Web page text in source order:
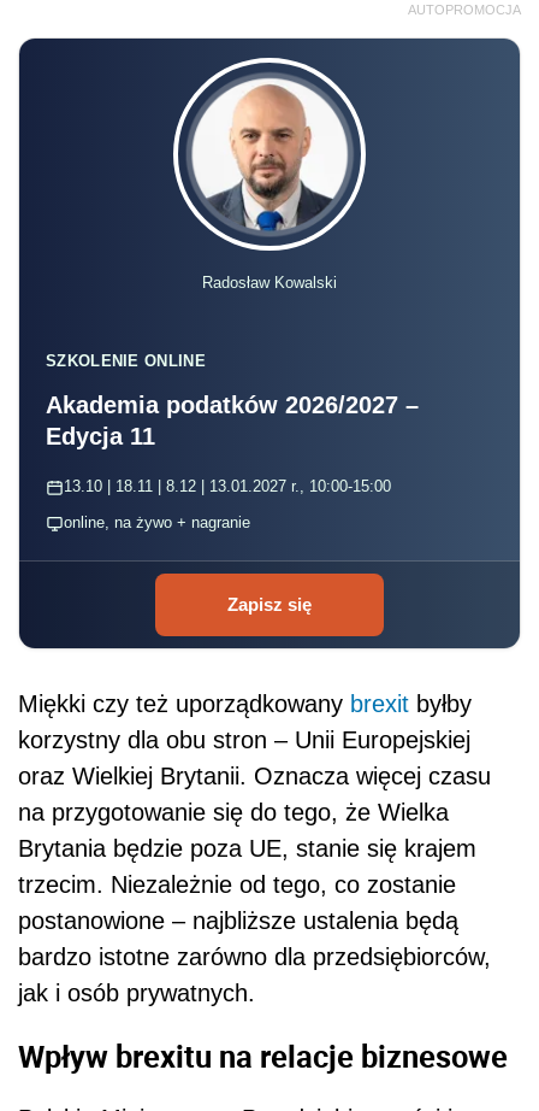
AUTOPROMOCJA
Radosław Kowalski
SZKOLENIE ONLINE
Akademia podatków 2026/2027 –
Edycja 11
13.10 | 18.11 | 8.12 | 13.01.2027 r., 10:00-15:00
online, na żywo + nagranie
Zapisz się
Miękki czy też uporządkowany brexit byłby
korzystny dla obu stron – Unii Europejskiej
oraz Wielkiej Brytanii. Oznacza więcej czasu
na przygotowanie się do tego, że Wielka
Brytania będzie poza UE, stanie się krajem
trzecim. Niezależnie od tego, co zostanie
postanowione – najbliższe ustalenia będą
bardzo istotne zarówno dla przedsiębiorców,
jak i osób prywatnych.
Wpływ brexitu na relacje biznesowe